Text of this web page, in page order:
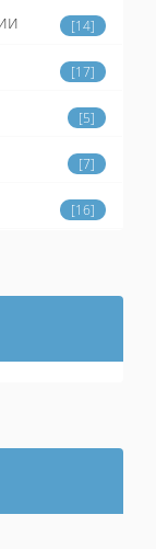
[14]
[17]
[5]
[7]
[16]